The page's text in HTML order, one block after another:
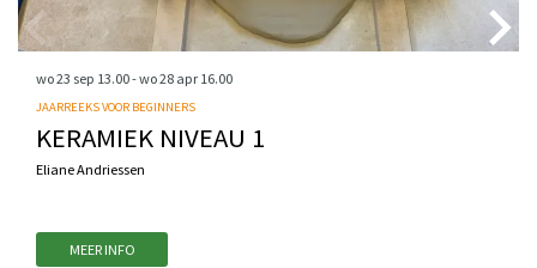
KERAMIEK NIVEAU 1
Eliane Andriessen
JAARREEKS VOOR BEGINNERS
wo 23 sep 13.00-wo 28 apr 16.00
MEER INFO